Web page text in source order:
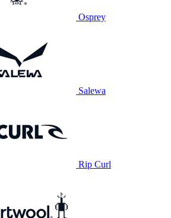
Osprey
Salewa
Rip Curl